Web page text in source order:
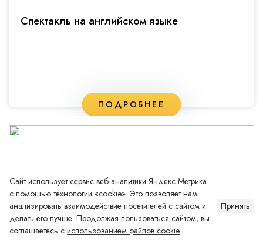
Спектакль на английском языке
ПОДРОБНЕЕ
Сайт использует сервис веб-аналитики Яндекс Метрика
с помощью технологии «cookie». Это позволяет нам
анализировать взаимодействие посетителей с сайтом и
делать его лучше. Продолжая пользоваться сайтом, вы
соглашаетесь сиспользованием файлов cookie
Принять